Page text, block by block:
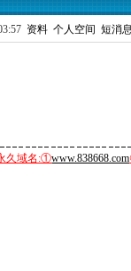
资料 个人空间 短消
久域名:①www.838668.com